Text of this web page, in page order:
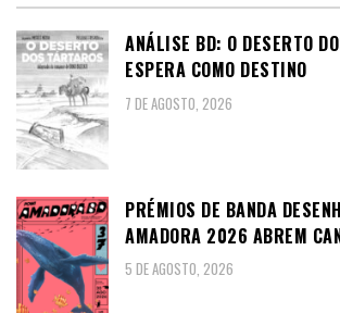
ANÁLISE BD: O DESERTO
ESPERA COMO DESTINO
7 DE AGOSTO, 2026
PRÉMIOS DE BANDA
AMADORA 2026 ABREM
5 DE AGOSTO, 2026